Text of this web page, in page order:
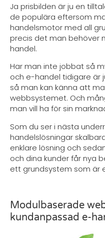
Ja prisbilden är ju en
de populära eftersom
handelsmotor med all
precis det man behöver
handel.
Har man inte jobbat så
och e-handel tidigare är
så man kan känna att
webbsystemet. Och
man vill ha för sin
Som du ser i nästa
handelslösningar
enklare lösning och
och dina kunder får nya
ett grundsystem som är
Modulbaserade
kundanpassad e-